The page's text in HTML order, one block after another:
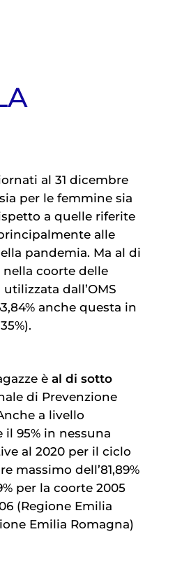
al 31 dicembre
per le femmine sia
a quelle riferite
alle
pandemia. Ma al di
coorte delle
dall’OMS
anche questa in
è al di sotto
di Prevenzione
a livello
il 95% in nessuna
al 2020 per il ciclo
massimo dell’81,89%
per la coorte 2005
(Regione Emilia
Emilia Romagna)